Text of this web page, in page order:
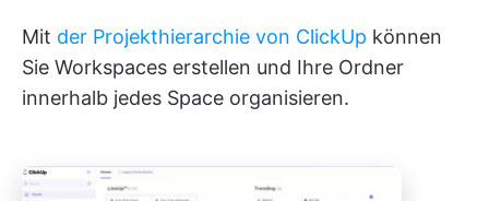
Mit der Projekthierarchie von ClickUp können
Sie Workspaces erstellen und Ihre Ordner
innerhalb jedes Space organisieren.